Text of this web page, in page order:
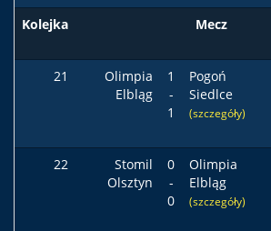
Kolejka Mecz
21
Olimpia
Elbląg
1
-
1
Pogoń
Siedlce
(szczegóły)
22
Stomil
Olsztyn
0
-
0
Olimpia
Elbląg
(szczegóły)